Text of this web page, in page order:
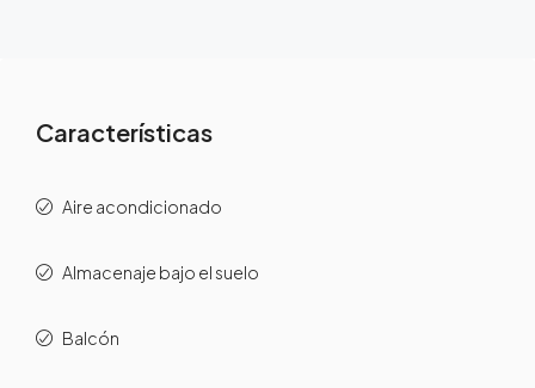
Características
Aire acondicionado
Almacenaje bajo el suelo
Balcón